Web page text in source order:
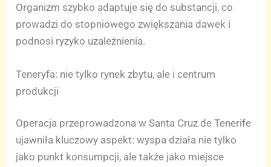
Organizm szybko adaptuje się do substancji, co
prowadzi do stopniowego zwiększania dawek i
podnosi ryzyko uzależnienia.
Teneryfa: nie tylko rynek zbytu, ale i centrum
produkcji
Operacja przeprowadzona w Santa Cruz de Tenerife
ujawniła kluczowy aspekt: wyspa działa nie tylko
jako punkt konsumpcji, ale także jako miejsce